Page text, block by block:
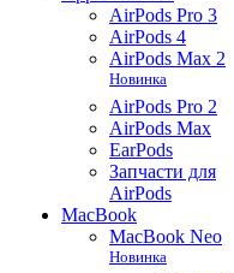
AirPods Pro 3
AirPods 4
AirPods Max 2
Новинка
AirPods Pro 2
AirPods Max
EarPods
Запчасти для
AirPods
MacBook
MacBook Neo
Новинка